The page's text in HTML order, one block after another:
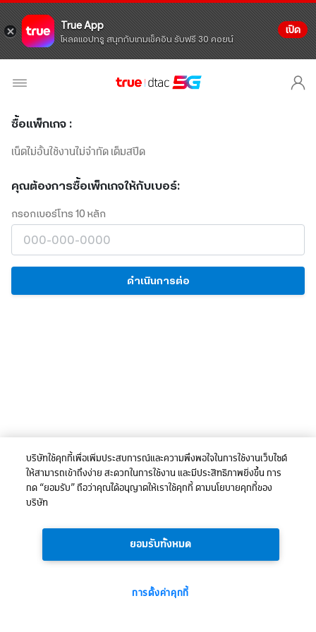
True App
โหลดแอปทรู สนุกกับเกมเช็คอิน รับฟรี 30 คอยน์
เปิด
ซื้อแพ็กเกจ :
เน็ตไม่อั้นใช้งานไม่จำกัด เต็มสปีด
คุณต้องการซื้อเพ็กเกจให้กับเบอร์:
กรอกเบอร์โทร 10 หลัก
ดำเนินการต่อ
บริษัทใช้คุกกี้เพื่อเพิ่มประสบการณ์และความพึงพอใจในการใช้งานเว็บไซต์
ให้สามารถเข้าถึงง่าย สะดวกในการใช้งาน และมีประสิทธิภาพยิ่งขึ้น การ
กด “ยอมรับ” ถือว่าคุณได้อนุญาตให้เราใช้คุกกี้ ตามนโยบายคุกกี้ของ
บริษัท
ยอมรับทั้งหมด
การตั้งค่าคุกกี้